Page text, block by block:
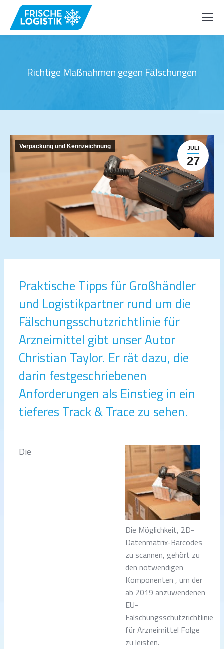
Richtige Maßnahmen gegen Fälschungen
JULI
27
Verpackung und Kennzeichnung
Praktische Tipps für Großhändler
und Logistikpartner rund um die
Fälschungsschutzrichtlinie für
Arzneimittel gibt unser Autor
Christian Taylor. Er rät dazu, die
darin festgeschriebenen
Anforderungen als Einstieg in ein
tieferes Track & Trace zu sehen.
Die Möglichkeit, 2D-
Datenmatrix-Barcodes
zu scannen, gehört zu
den notwendigen
Komponenten , um der
ab 2019 anzuwendenen
EU-
Fälschungsschutzrichtlinie
für Arzneimittel Folge
zu leisten.
Die